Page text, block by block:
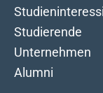
Studierende
Unternehmen
Alumni